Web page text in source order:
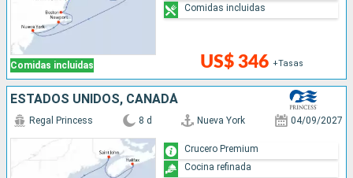
Comidas incluidas US$ 346 +Tasas
Comidas incluidas
ESTADOS UNIDOS, CANADÁ
Regal Princess 8 d Nueva York 04/09/2027
Crucero Premium
Cocina refinada